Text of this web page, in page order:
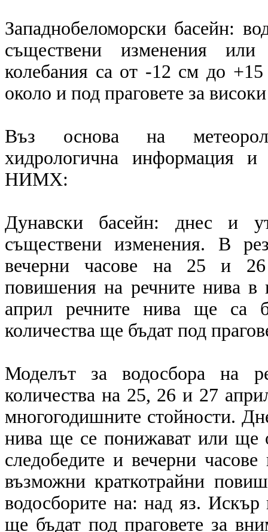
Западнобеломорски басейн:
съществени изменения
колебания са от -12 см до
около и под праговете за
Въз основа на
хидрологична информация и
НИМХ:
Дунавски басейн: днес и
съществени изменения. В
вечерни часове на 25 и 26
повишения на речните нива в
април речните нива ще са
количества ще бъдат под
Моделът за водосбора на
количества на 25, 26 и 27
многогодишните стойности.
нива ще се понижават или ще
следобедите и вечерни
възможни краткотрайни
водосборите на: над яз.
ще бъдат под праговете за